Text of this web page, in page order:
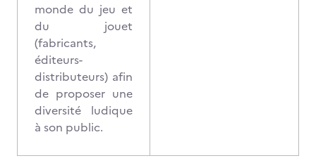
monde du jeu et
du jouet
(fabricants,
éditeurs-
distributeurs) afin
de proposer une
diversité ludique
à son public.